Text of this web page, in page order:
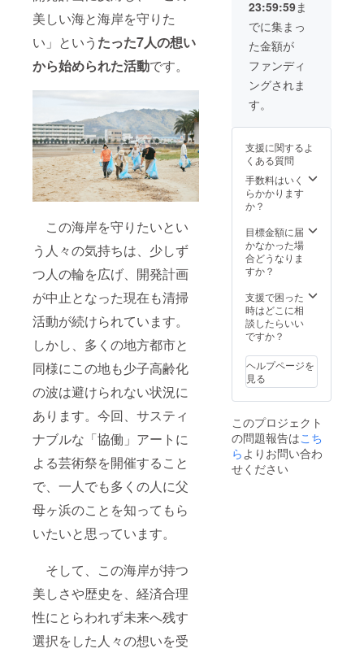
美しい海と海岸を守りた
い」という たった7人の想い
から始められた活動です。
この海岸を守りたいとい
う人々の気持ちは、少しず
つ人の輪を広げ、開発計画
が中止となった現在も清掃
活動が続けられています。
しかし、多くの地方都市と
同様にこの地も少子高齢化
の波は避けられない状況に
あります。今回、サスティ
ナブルな「協働」アートに
よる芸術祭を開催すること
で、一人でも多くの人に父
母ヶ浜のことを知ってもら
いたいと思っています。
そして、この海岸が持つ
美しさや歴史を、経済合理
性にとらわれず未来へ残す
選択をした人々の想いを受
31日に
予定し
ている
オープ
ニング
ミュー
ジック
リーパ
スチ
ケット
の対象
外とな
りま
ケット
の購入
が必要
ンはイ
メージ
です。
変更す
る場合
があり
ます。
パック
の内容
物は、
仕入れ
状況に
よって
合があ
りま
す。
があり
ます。
※支援
時、必
ず備考
欄にご
希望の
入くだ
の企業
名掲載
◆父
母ヶ浜
芸術祭
オリジ
ナル缶
テッ
◆ちえ
んなあ
れから
の感謝
の気持
礼状に
添えて
お送り
させて
す。 ※
リター
ン品の
デザイ
メージ
です。
変更す
る場合
ます。
※支援
時、必
ず備考
欄にご
23:59:59ま
でに集まっ
た金額が
ファンディ
ングされま
す。
支援に関するよ
くある質問
手数料はいく
らかかります
か？
目標金額に届
かなかった場
合どうなりま
すか？
支援で困った
時はどこに相
談したらいい
ですか？
ヘルプページを
見る
このプロジェクト
の問題報告はこち
らよりお問い合わ
せください